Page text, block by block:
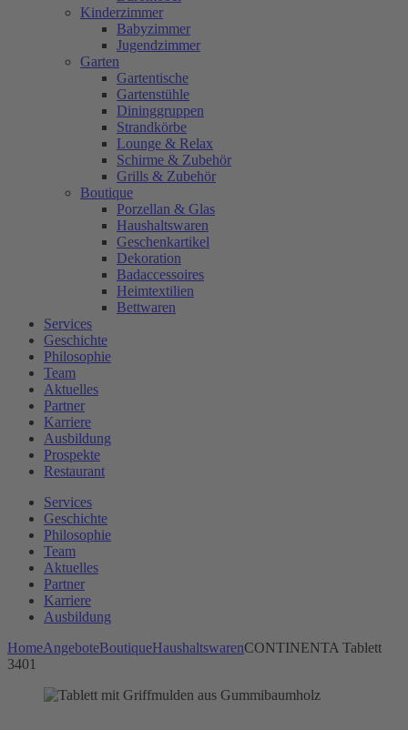
Kinderzimmer
Babyzimmer
Jugendzimmer
Garten
Gartentische
Gartenstühle
Dininggruppen
Strandkörbe
Lounge & Relax
Schirme & Zubehör
Grills & Zubehör
Boutique
Porzellan & Glas
Haushaltswaren
Geschenkartikel
Dekoration
Badaccessoires
Heimtextilien
Bettwaren
Services
Geschichte
Philosophie
Team
Aktuelles
Partner
Karriere
Ausbildung
Prospekte
Restaurant
Services
Geschichte
Philosophie
Team
Aktuelles
Partner
Karriere
Ausbildung
HomeAngeboteBoutiqueHaushaltswarenCONTINENTA Tablett
3401